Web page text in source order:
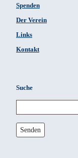
Spenden
Der Verein
Links
Kontakt
Suche
Senden